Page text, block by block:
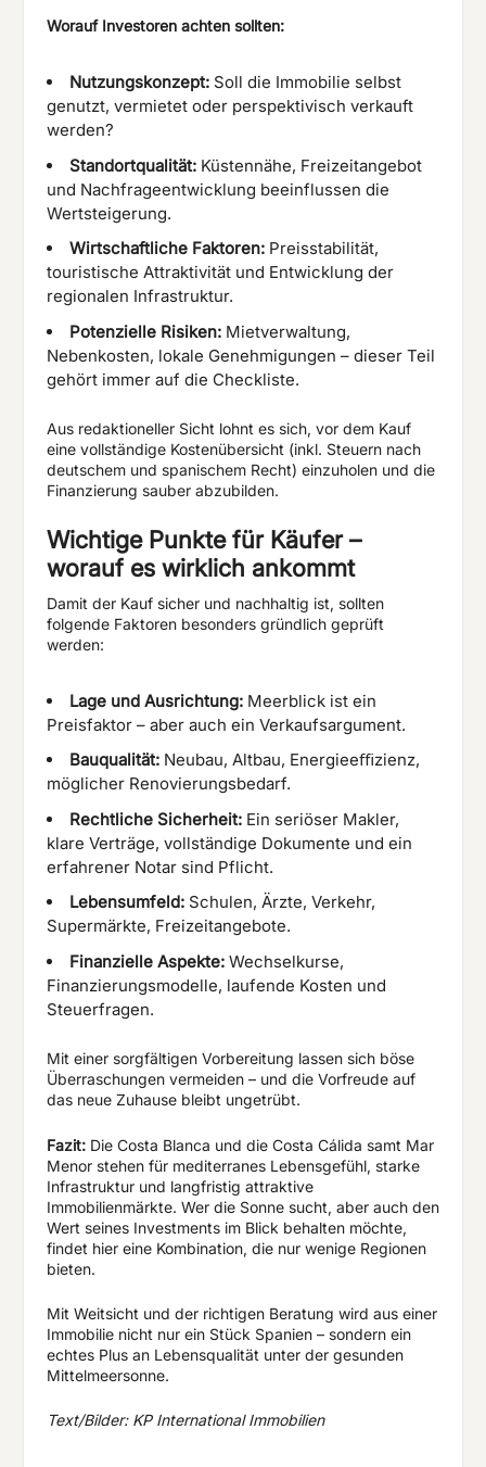
Worauf Investoren achten sollten:
Nutzungskonzept: Soll die Immobilie selbst
genutzt, vermietet oder perspektivisch verkauft
werden?
Standortqualität: Küstennähe, Freizeitangebot
und Nachfrageentwicklung beeinflussen die
Wertsteigerung.
Wirtschaftliche Faktoren: Preisstabilität,
touristische Attraktivität und Entwicklung der
regionalen Infrastruktur.
Potenzielle Risiken: Mietverwaltung,
Nebenkosten, lokale Genehmigungen – dieser Teil
gehört immer auf die Checkliste.
Aus redaktioneller Sicht lohnt es sich, vor dem Kauf
eine vollständige Kostenübersicht (inkl. Steuern nach
deutschem und spanischem Recht) einzuholen und die
Finanzierung sauber abzubilden.
Wichtige Punkte für Käufer –
worauf es wirklich ankommt
Damit der Kauf sicher und nachhaltig ist, sollten
folgende Faktoren besonders gründlich geprüft
werden:
Lage und Ausrichtung: Meerblick ist ein
Preisfaktor – aber auch ein Verkaufsargument.
Bauqualität: Neubau, Altbau, Energieeﬃzienz,
möglicher Renovierungsbedarf.
Rechtliche Sicherheit: Ein seriöser Makler,
klare Verträge, vollständige Dokumente und ein
erfahrener Notar sind Pflicht.
Lebensumfeld: Schulen, Ärzte, Verkehr,
Supermärkte, Freizeitangebote.
Finanzielle Aspekte: Wechselkurse,
Finanzierungsmodelle, laufende Kosten und
Steuerfragen.
Mit einer sorgfältigen Vorbereitung lassen sich böse
Überraschungen vermeiden – und die Vorfreude auf
das neue Zuhause bleibt ungetrübt.
Fazit: Die Costa Blanca und die Costa Cálida samt Mar
Menor stehen für mediterranes Lebensgefühl, starke
Infrastruktur und langfristig attraktive
Immobilienmärkte. Wer die Sonne sucht, aber auch den
Wert seines Investments im Blick behalten möchte,
findet hier eine Kombination, die nur wenige Regionen
bieten.
Mit Weitsicht und der richtigen Beratung wird aus einer
Immobilie nicht nur ein Stück Spanien – sondern ein
echtes Plus an Lebensqualität unter der gesunden
Mittelmeersonne.
Text/Bilder: KP International Immobilien